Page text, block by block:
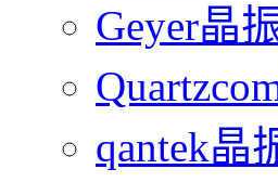
Geyer晶
qantek晶